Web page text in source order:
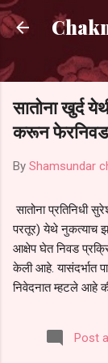
सातोना खुर्द
करून
By Shamsundar
सातोना प्रतिनिधी
परतूर) येथे नुकत्याच
आक्षेप घेत निवड
केली आहे. यासंदर्भात
निवेदनात म्हटले आहे
पालकांना देण्यात
नाहीत. तसेच सर्व
Post